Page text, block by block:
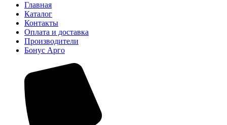
Главная
Каталог
Контакты
Оплата и доставка
Производители
Бонус Арго